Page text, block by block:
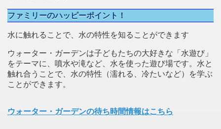
ファミリーのハッピーポイント！
水に触れることで、水の特性を知ることができます
ウォーター・ガーデンは子どもたちの大好きな「水遊び」
をテーマに、噴水や滝など、水を使った遊び場です。水と
触れ合うことで、水の特性（濡れる、冷たいなど）を学ぶ
ことができます。
ウォーター・ガーデンの待ち時間情報はこちら